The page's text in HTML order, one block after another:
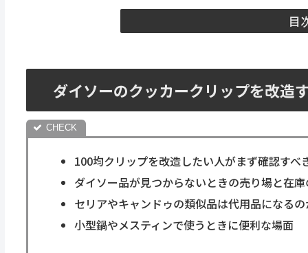
目
ダイソーのクッカークリップを改造
100均クリップを改造したい人がまず確認すべ
ダイソー品が見つからないときの売り場と在
セリアやキャンドゥの類似品は代用品になる
小型鍋やメスティンで使うときに便利な場面